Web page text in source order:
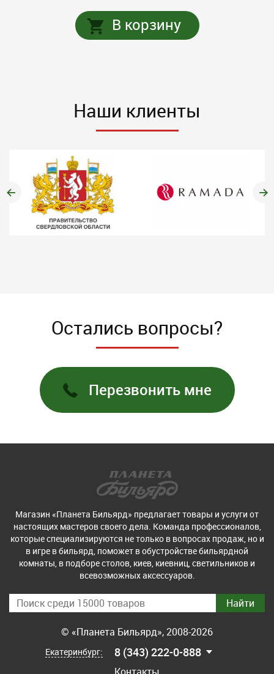
В корзину
Наши клиенты
Остались вопросы?
Перезвонить мне
Магазин «Планета Бильярд» предлагает товары и услуги от
настоящих мастеров своего дела. Команда профессионалов,
которые специализируются не только в вопросах продаж, но и
в игре в бильярд, поможет в обустройстве бильярдной
комнаты, в подборе столов, киев, киевниц, светильников и
всевозможных аксессуаров.
© «Планета Бильярд», 2008-2026
Екатеринбург: 8 (343) 222-0-888